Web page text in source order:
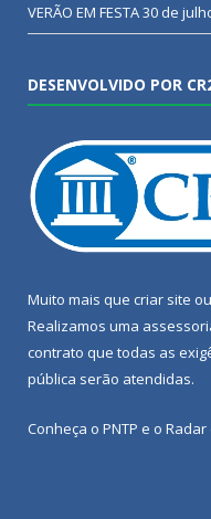
VERÃO EM FESTA30 de
DESENVOLVIDO POR
Muito mais que criar site ou
Realizamos uma
contrato que todas as
pública serão atendidas.
Conheça o PNTP e o Radar